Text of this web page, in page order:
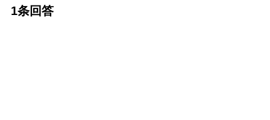
1条回答